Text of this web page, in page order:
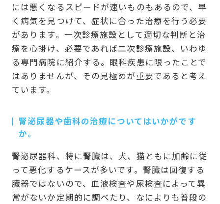
には悪くなるスピードが速いものもあるので、早
く病気を見つけて、症状に合った治療を行う必要
があります。一次診療施設として適切な判断と治
療を心掛け、必要であれば二次診療施設、いわゆ
る専門病院に紹介する。眼科疾患に限ったことで
はありませんが、その見極めが重要であると考え
ています。
腎泌尿器や歯科の治療についてはいかがです
か。
腎泌尿器科、特に腎臓は、犬、猫ともに加齢に従
って悪化するケースが多いです。腎臓は回復する
臓器ではないので、血液検査や尿検査によって異
常がないか定期的に調べたり、なによりも普段の